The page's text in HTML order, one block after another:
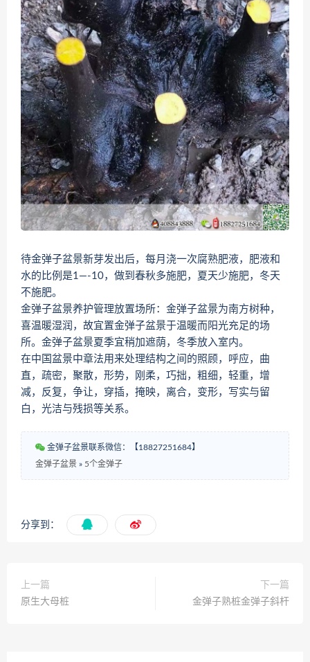
待金弹子盆景新芽发出后，每月浇一次腐熟肥液，肥液和
水的比例是1—-10，做到春秋多施肥，夏天少施肥，冬天
不施肥。
金弹子盆景养护管理放置场所：金弹子盆景为南方树种，
喜温暖湿润，故宜置金弹子盆景于温暖而阳光充足的场
所。金弹子盆景夏季宜稍加遮荫，冬季放入室内。
在中国盆景中章法用来处理结构之间的照顾，呼应，曲
直，疏密，聚散，形势，刚柔，巧拙，粗细，轻重，增
减，反复，争让，穿插，掩映，离合，变形，写实与留
白，光洁与残损等关系。
金弹子盆景联系微信：【18827251684】
金弹子盆景 » 5个金弹子
分享到：
上一篇
原生大母桩
下一篇
金弹子熟桩金弹子斜杆